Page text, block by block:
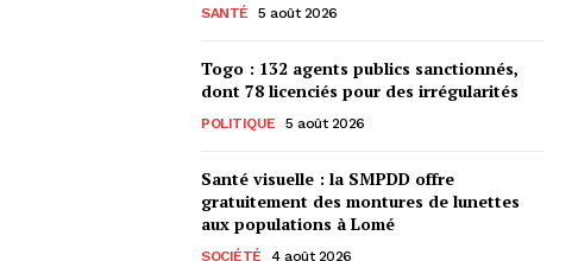
SANTÉ 5 août 2026
Togo : 132 agents publics sanctionnés,
dont 78 licenciés pour des irrégularités
POLITIQUE 5 août 2026
Santé visuelle : la SMPDD offre
gratuitement des montures de lunettes
aux populations à Lomé
SOCIÉTÉ 4 août 2026